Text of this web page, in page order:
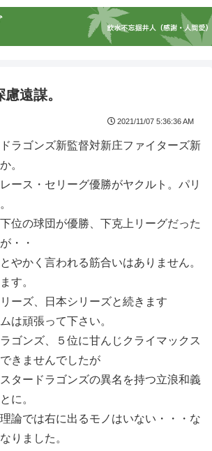
遠謀。
2021/11/07 5:36:36 AM
ラゴンズ新監督対新庄ファイターズ新
。
ース・セリーグ優勝がヤクルト。パリ
位の球団が優勝、下克上リーグだった
・・
やかく言われる筋合いはありません。
す。
ーズ、日本シリーズと続きます
は頑張って下さい。
ゴンズ、５位に甘んじクライマックス
きませんでしたが
タードラゴンズの異名を持つ立浪和義
に。
論では右に出るモノはいない・・・な
りました。